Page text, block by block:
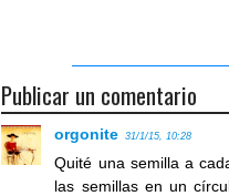
Publicar un comentario
orgonite 31/1/15, 10:28
Quité una semilla a
las semillas en un